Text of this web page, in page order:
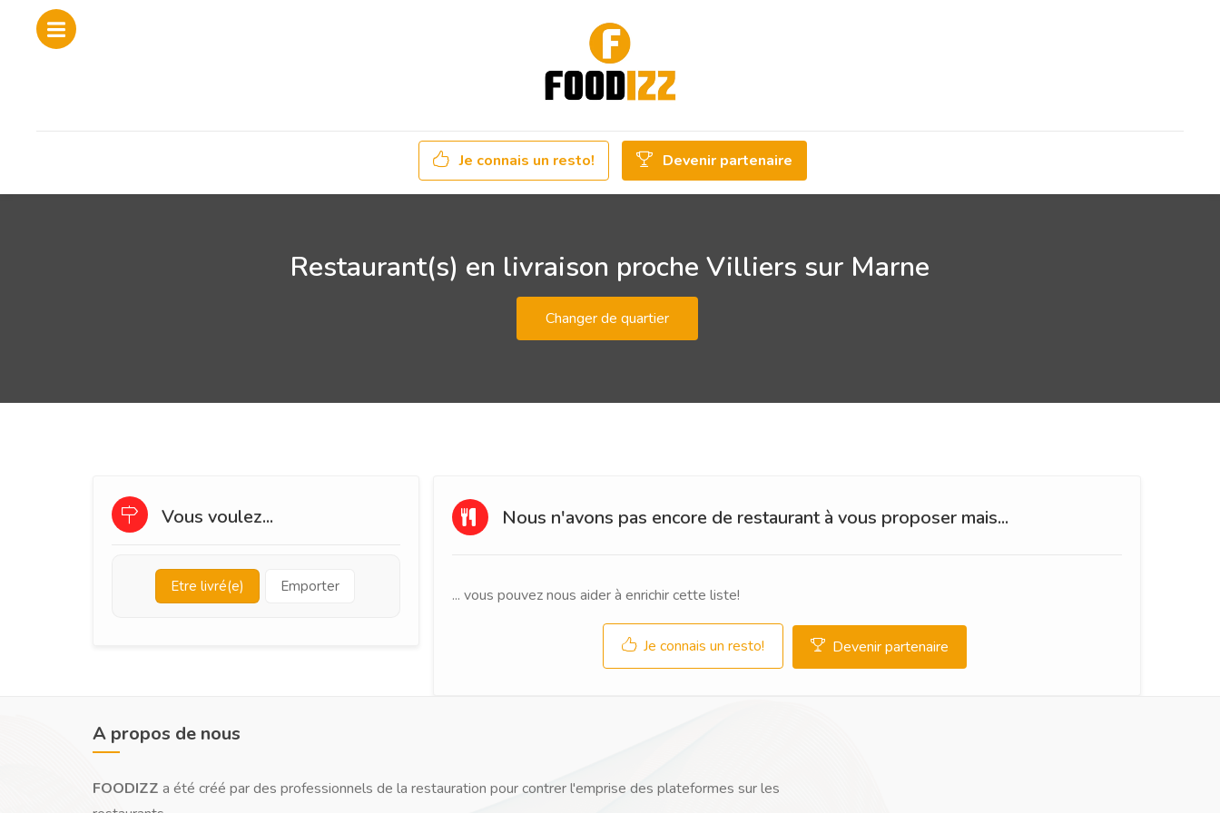
Je connais un resto! Devenir partenaire
Restaurant(s) en livraison proche Villiers sur Marne
Changer de quartier
Vous voulez...
Etre livré(e) Emporter
Nous n'avons pas encore de restaurant à vous proposer mais...
... vous pouvez nous aider à enrichir cette liste!
Je connais un resto! Devenir partenaire
A propos de nous
FOODIZZ a été créé par des professionnels de la restauration pour contrer l'emprise des plateformes sur les